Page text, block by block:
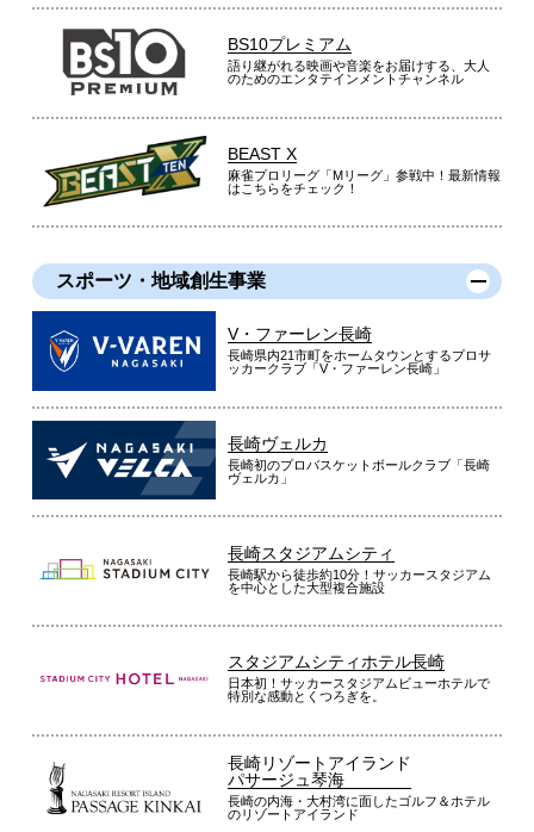
BS10プレミアム
語り継がれる映画や音楽をお届けする、大人
のためのエンタテインメントチャンネル
BEAST X
麻雀プロリーグ「Mリーグ」参戦中！最新情報
はこちらをチェック！
スポーツ・地域創生事業
V・ファーレン長崎
長崎県内21市町をホームタウンとするプロサ
ッカークラブ「V・ファーレン長崎」
長崎ヴェルカ
長崎初のプロバスケットボールクラブ「長崎
ヴェルカ」
長崎スタジアムシティ
長崎駅から徒歩約10分！サッカースタジアム
を中心とした大型複合施設
スタジアムシティホテル長崎
日本初！サッカースタジアムビューホテルで
特別な感動とくつろぎを。
長崎リゾートアイランド
パサージュ琴海
長崎の内海・大村湾に面したゴルフ＆ホテル
のリゾートアイランド